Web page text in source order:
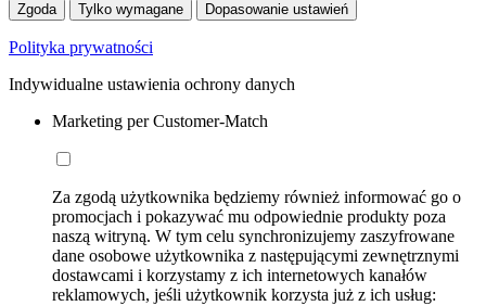
Zgoda Tylko wymagane Dopasowanie ustawień
Polityka prywatności
Indywidualne ustawienia ochrony danych
Marketing per Customer-Match
Za zgodą użytkownika będziemy również informować go o
promocjach i pokazywać mu odpowiednie produkty poza
naszą witryną. W tym celu synchronizujemy zaszyfrowane
dane osobowe użytkownika z następującymi zewnętrznymi
dostawcami i korzystamy z ich internetowych kanałów
reklamowych, jeśli użytkownik korzysta już z ich usług: